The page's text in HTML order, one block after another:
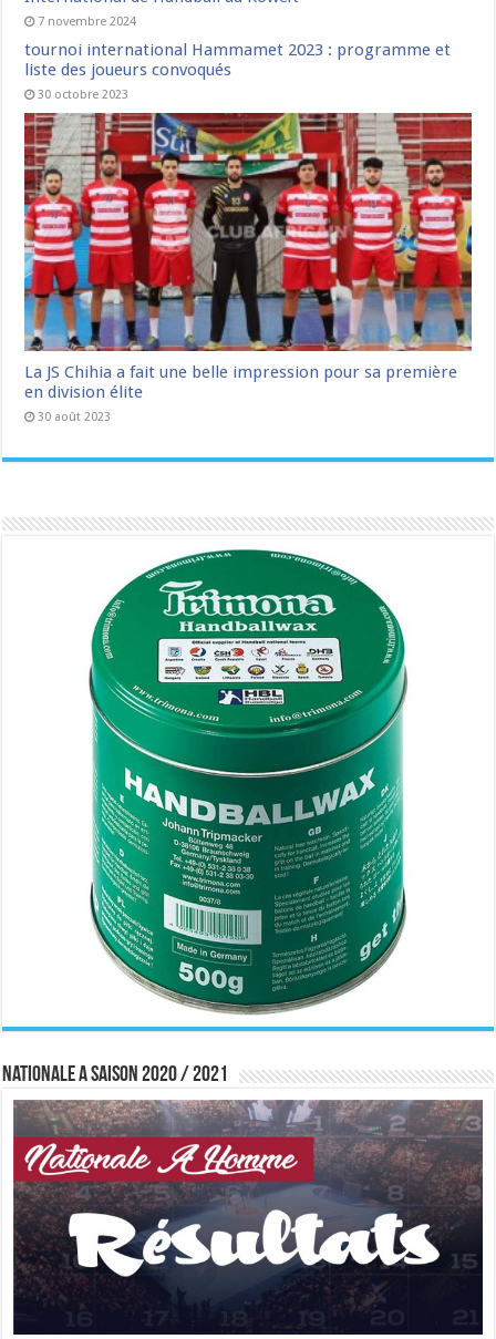
7 novembre 2024
tournoi international Hammamet 2023 : programme et
liste des joueurs convoqués
30 octobre 2023
La JS Chihia a fait une belle impression pour sa première
en division élite
30 août 2023
Nationale A saison 2020 / 2021